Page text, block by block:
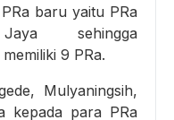
baru yaitu PRa
sehingga
9 PRa.
Mulyaningsih,
kepada para PRa